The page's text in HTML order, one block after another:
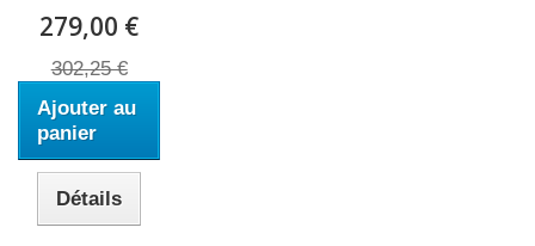
279,00 €
302,25 €
Ajouter au
panier
Détails